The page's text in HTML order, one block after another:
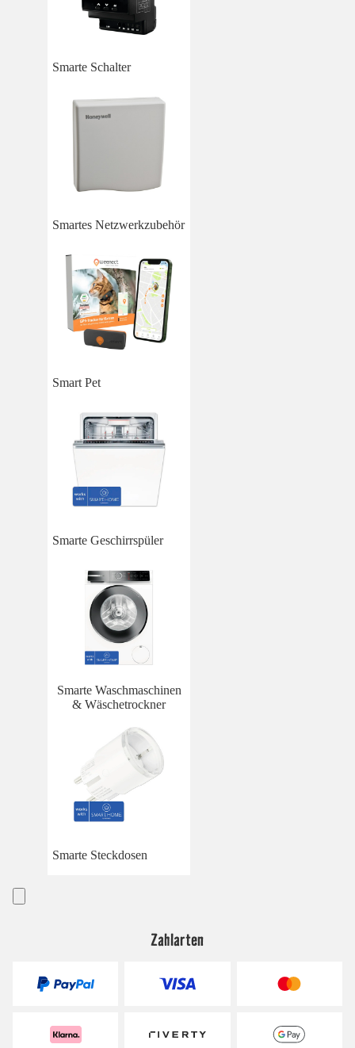
Smarte Schalter
Smartes Netzwerkzubehör
Smart Pet
Smarte Geschirrspüler
Smarte Waschmaschinen
& Wäschetrockner
Smarte Steckdosen
Zahlarten